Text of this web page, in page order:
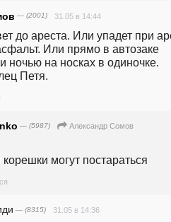
— (2001) 31.05 в 14:44
до ареста. Или упадет при
Или прямо в автозаке
ночью на носках в одиночке.
Петя.
— (5987)
Александр Сомов
могут постараться
— (8315) 31.05 в 14:36